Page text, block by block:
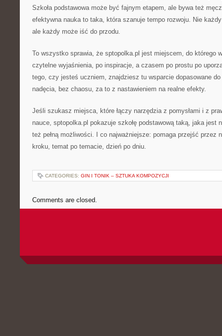
Szkoła podstawowa może być fajnym etapem, ale bywa też
efektywna nauka to taka, która szanuje tempo rozwoju. Nie
ale każdy może iść do przodu.
To wszystko sprawia, że sptopolka.pl jest miejscem, do którego
czytelne wyjaśnienia, po inspiracje, a czasem po prostu po
tego, czy jesteś uczniem, znajdziesz tu wsparcie dopasowane
nadęcia, bez chaosu, za to z nastawieniem na realne efekty.
Jeśli szukasz miejsca, które łączy narzędzia z pomysłami i z
nauce, sptopolka.pl pokazuje szkołę podstawową taką, jaka jest
też pełną możliwości. I co najważniejsze: pomaga przejść przez
kroku, temat po temacie, dzień po dniu.
CATEGORIES: GIN I TONIK – SZTUKA KOMPOZYCJI
Comments are closed.